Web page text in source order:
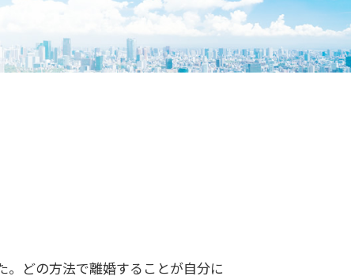
。どの方法で離婚することが自分に